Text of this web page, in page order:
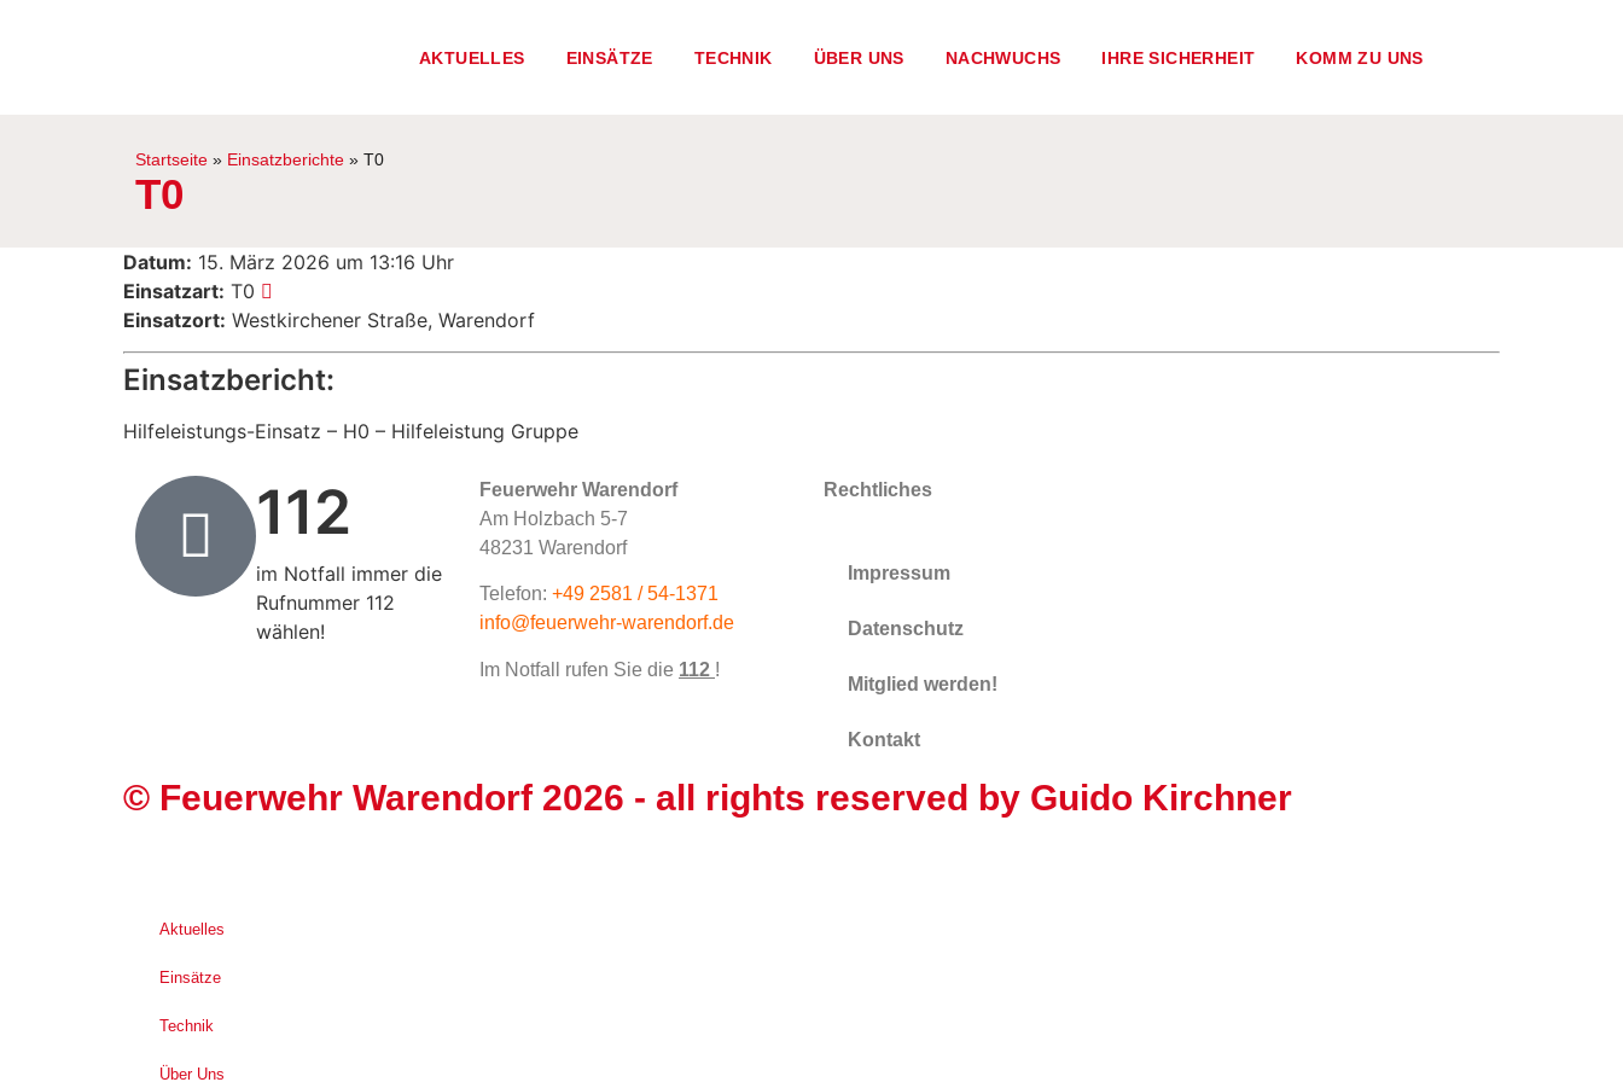
AKTUELLES EINSÄTZE TECHNIK ÜBER UNS NACHWUCHS IHRE SICHERHEIT KOMM ZU UNS
Startseite » Einsatzberichte » T0
T0
Datum: 15. März 2026 um 13:16 Uhr
Einsatzart: T0
Einsatzort: Westkirchener Straße, Warendorf
Einsatzbericht:
Hilfeleistungs-Einsatz – H0 – Hilfeleistung Gruppe
112
im Notfall immer die
Rufnummer 112
wählen!
Feuerwehr Warendorf
Am Holzbach 5-7
48231 Warendorf
Telefon: +49 2581 / 54-1371
info@feuerwehr-warendorf.de
Im Notfall rufen Sie die 112 !
Rechtliches
Impressum
Datenschutz
Mitglied werden!
Kontakt
© Feuerwehr Warendorf 2026 - all rights reserved by Guido Kirchner
Aktuelles
Einsätze
Technik
Über Uns